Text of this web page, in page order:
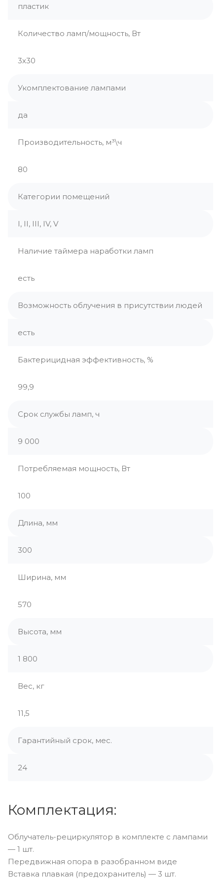
пластик
Количество ламп/мощность, Вт
3х30
Укомплектование лампами
да
Производительность, м³\ч
80
Категории помещений
I, II, III, IV, V
Наличие таймера наработки ламп
есть
Возможность облучения в присутствии людей
есть
Бактерицидная эффективность, %
99,9
Срок службы ламп, ч
9 000
Потребляемая мощность, Вт
100
Длина, мм
300
Ширина, мм
570
Высота, мм
1 800
Вес, кг
11,5
Гарантийный срок, мес.
24
Комплектация:
Облучатель-рециркулятор в комплекте с лампами
— 1 шт.
Передвижная опора в разобранном виде
Вставка плавкая (предохранитель) — 3 шт.